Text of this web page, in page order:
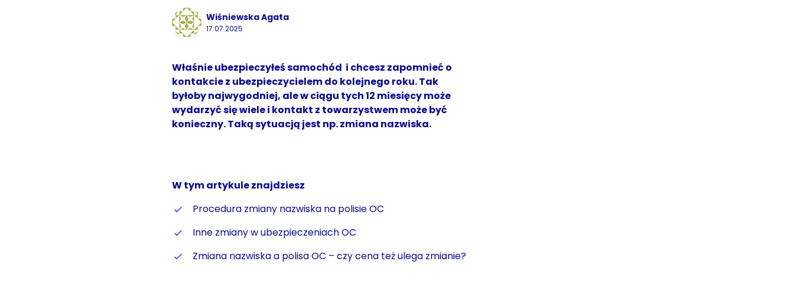
Wiśniewska Agata
17.07.2025
Właśnie ubezpieczyłeś samochód i chcesz zapomnieć o
kontakcie z ubezpieczycielem do kolejnego roku. Tak
byłoby najwygodniej, ale w ciągu tych 12 miesięcy może
wydarzyć się wiele i kontakt z towarzystwem może być
konieczny. Taką sytuacją jest np. zmiana nazwiska.
W tym artykule znajdziesz
Procedura zmiany nazwiska na polisie OC
Inne zmiany w ubezpieczeniach OC
Zmiana nazwiska a polisa OC – czy cena też ulega zmianie?